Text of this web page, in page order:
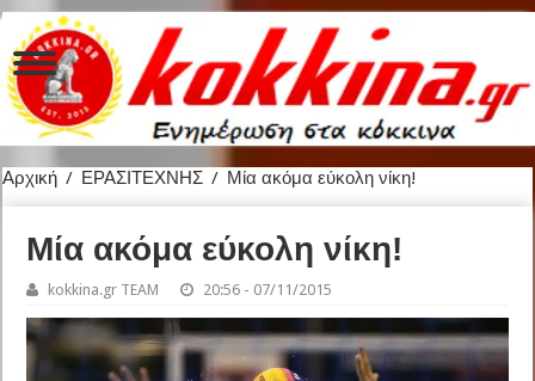
Αρχική / ΕΡΑΣΙΤΕΧΝΗΣ / Μία ακόμα εύκολη νίκη!
Μία ακόμα εύκολη νίκη!
kokkina.gr TEAM 20:56 - 07/11/2015